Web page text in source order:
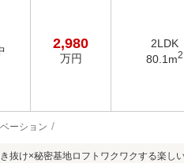
2,980
万円
2LDK
80.1m2
ーション
抜け×秘密基地ロフトワクワクする楽し